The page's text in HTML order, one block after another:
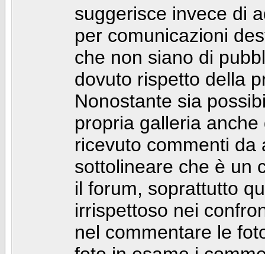
suggerisce invece di
per comunicazioni
che non siano di
dovuto rispetto della
Nonostante sia
propria galleria
ricevuto commenti da
sottolineare che è un
il forum, soprattutto
irrispettoso nei
nel commentare le